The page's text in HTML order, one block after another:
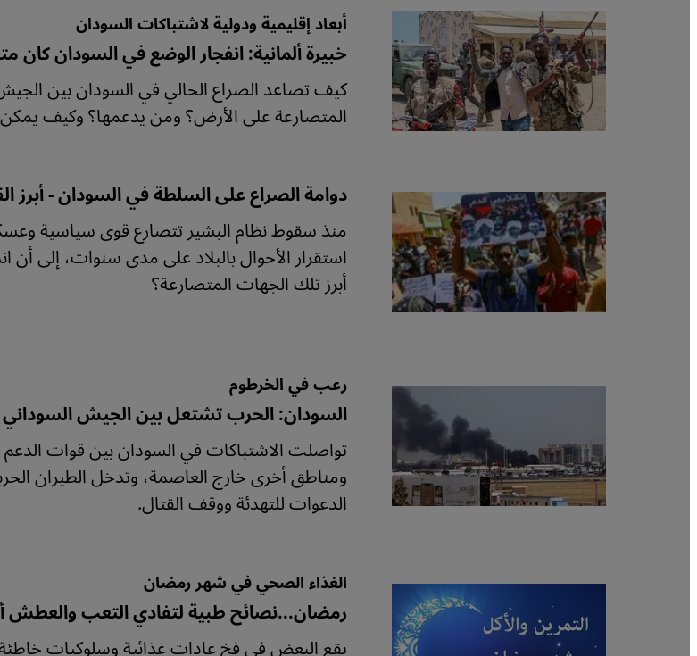
أبعاد إقليمية ودولية لاشتباكات السودان
خبيرة ألمانية: انفجار الوضع في السودان كان
كيف تصاعد الصراع الحالي في السودان بين
المتصارعة على الأرض؟ ومن يدعمها؟ وكيف يمكن
دوامة الصراع على السلطة في السودان - أبرز
منذ سقوط نظام البشير تتصارع قوى سياسية
أبرز تلك الجهات المتصارعة؟
رعب في الخرطوم
السودان: الحرب تشتعل بين الجيش السوداني
تواصلت الاشتباكات في السودان بين قوات
ومناطق أخرى خارج العاصمة، وتدخل الطيران
الدعوات للتهدئة ووقف القتال.
الغذاء الصحي في شهر رمضان
رمضان...نصائح طبية لتفادي التعب والعطش